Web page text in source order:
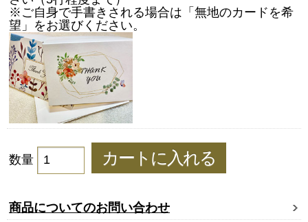
※ご自身で手書きされる場合は「無地のカードを希
望」をお選びください。
数量
商品についてのお問い合わせ